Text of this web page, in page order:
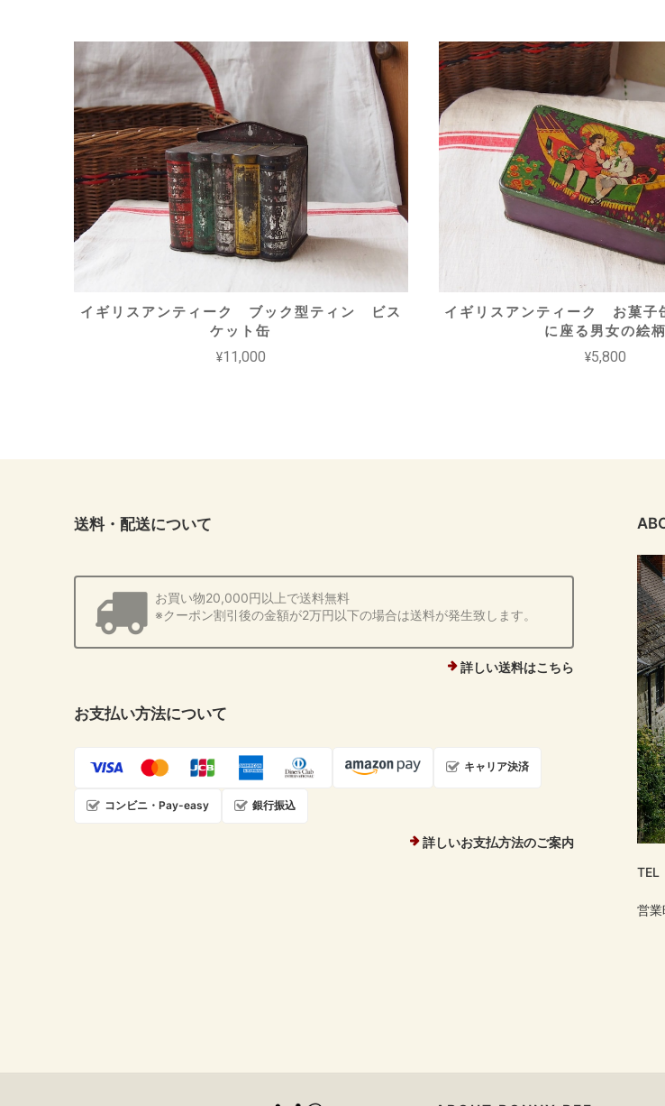
イギリスアンティーク ブック型ティン ビス
ケット缶
¥11,000
イギリスアンティーク お菓
に座る男女の絵柄
¥5,800
送料・配送について
お買い物20,000円以上で送料無料
※クーポン割引後の金額が2万円以下の場合は送料が発生致します。
詳しい送料はこちら
お支払い方法について
キャリア決済
コンビニ・Pay-easy 銀行振込
詳しいお支払方法のご案内
TEL
営業